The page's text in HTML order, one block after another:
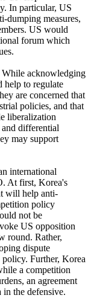
In particular, US
dumping measures,
US would
forum which
While acknowledging
help to regulate
are concerned that
policies, and that
liberalization
differential
may support
international
At first, Korea's
will help anti-
policy
not be
US opposition
round. Rather,
dispute
Further, Korea
a competition
an agreement
the defensive.